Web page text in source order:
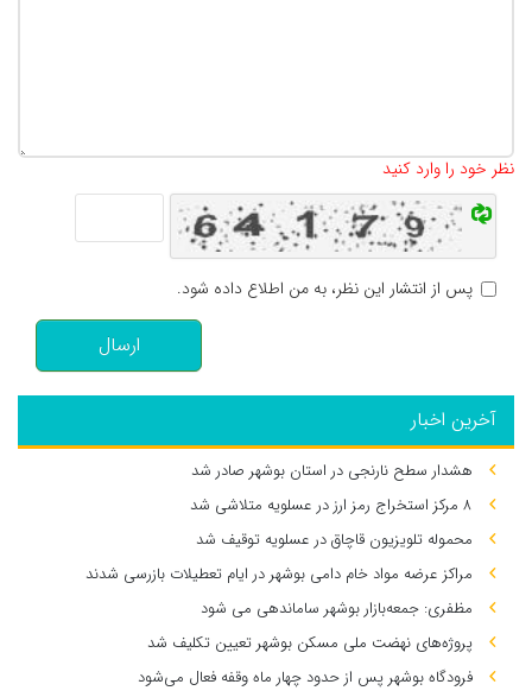
نظر خود را وارد کنید
پس از انتشار این نظر، به من اطلاع داده شود.
ارسال
آخرین اخبار
هشدار سطح نارنجی در استان بوشهر صادر شد
۸ مرکز استخراج رمز ارز در عسلویه متلاشی شد
محموله تلویزیون قاچاق در عسلویه توقیف شد
مراکز عرضه مواد خام دامی بوشهر در ایام تعطیلات بازرسی شدند
مظفری: جمعه‌بازار بوشهر ساماندهی می‌ شود
پروژه‌های نهضت ملی مسکن بوشهر تعیین تکلیف شد
فرودگاه بوشهر پس از حدود چهار ماه وقفه فعال می‌شود